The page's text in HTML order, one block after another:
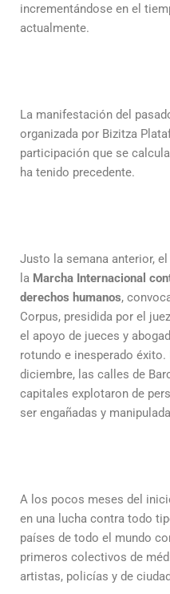
incrementándose en el
actualmente.
La manifestación del
organizada por Bizitza
participación que se
ha tenido precedente.
Justo la semana anterior,
la Marcha Internacional
derechos humanos,
Corpus, presidida por el
el apoyo de jueces y
rotundo e inesperado
diciembre, las calles de
capitales explotaron de
ser engañadas y
A los pocos meses del
en una lucha contra todo
países de todo el mundo
primeros colectivos de
artistas, policías y de